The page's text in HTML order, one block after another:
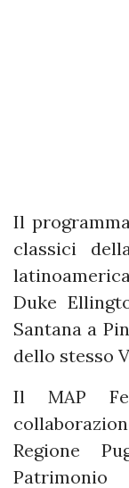
Il
classici
Duke
Santana a
dello stesso
Il MAP
Regione